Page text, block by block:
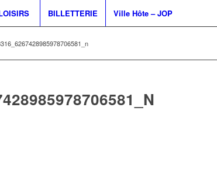
BILLETTERIE Ville Hôte – JOP